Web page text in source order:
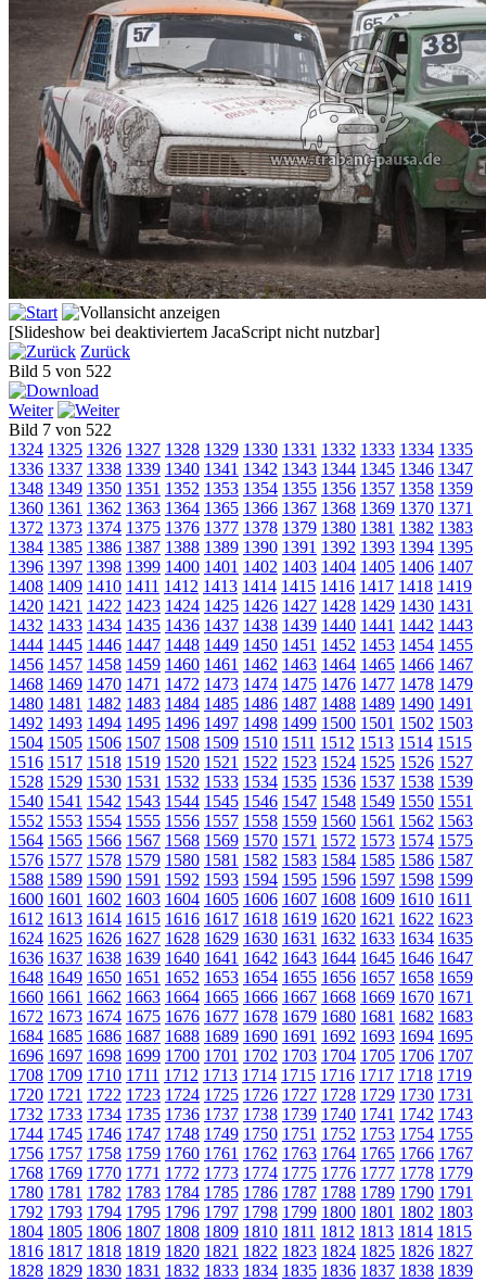
[Slideshow bei deaktiviertem JacaScript nicht nutzbar]
Zurück
Bild 5 von 522
Weiter
Bild 7 von 522
1324 1325 1326 1327 1328 1329 1330 1331 1332 1333 1334 1335
1336 1337 1338 1339 1340 1341 1342 1343 1344 1345 1346 1347
1348 1349 1350 1351 1352 1353 1354 1355 1356 1357 1358 1359
1360 1361 1362 1363 1364 1365 1366 1367 1368 1369 1370 1371
1372 1373 1374 1375 1376 1377 1378 1379 1380 1381 1382 1383
1384 1385 1386 1387 1388 1389 1390 1391 1392 1393 1394 1395
1396 1397 1398 1399 1400 1401 1402 1403 1404 1405 1406 1407
1408 1409 1410 1411 1412 1413 1414 1415 1416 1417 1418 1419
1420 1421 1422 1423 1424 1425 1426 1427 1428 1429 1430 1431
1432 1433 1434 1435 1436 1437 1438 1439 1440 1441 1442 1443
1444 1445 1446 1447 1448 1449 1450 1451 1452 1453 1454 1455
1456 1457 1458 1459 1460 1461 1462 1463 1464 1465 1466 1467
1468 1469 1470 1471 1472 1473 1474 1475 1476 1477 1478 1479
1480 1481 1482 1483 1484 1485 1486 1487 1488 1489 1490 1491
1492 1493 1494 1495 1496 1497 1498 1499 1500 1501 1502 1503
1504 1505 1506 1507 1508 1509 1510 1511 1512 1513 1514 1515
1516 1517 1518 1519 1520 1521 1522 1523 1524 1525 1526 1527
1528 1529 1530 1531 1532 1533 1534 1535 1536 1537 1538 1539
1540 1541 1542 1543 1544 1545 1546 1547 1548 1549 1550 1551
1552 1553 1554 1555 1556 1557 1558 1559 1560 1561 1562 1563
1564 1565 1566 1567 1568 1569 1570 1571 1572 1573 1574 1575
1576 1577 1578 1579 1580 1581 1582 1583 1584 1585 1586 1587
1588 1589 1590 1591 1592 1593 1594 1595 1596 1597 1598 1599
1600 1601 1602 1603 1604 1605 1606 1607 1608 1609 1610 1611
1612 1613 1614 1615 1616 1617 1618 1619 1620 1621 1622 1623
1624 1625 1626 1627 1628 1629 1630 1631 1632 1633 1634 1635
1636 1637 1638 1639 1640 1641 1642 1643 1644 1645 1646 1647
1648 1649 1650 1651 1652 1653 1654 1655 1656 1657 1658 1659
1660 1661 1662 1663 1664 1665 1666 1667 1668 1669 1670 1671
1672 1673 1674 1675 1676 1677 1678 1679 1680 1681 1682 1683
1684 1685 1686 1687 1688 1689 1690 1691 1692 1693 1694 1695
1696 1697 1698 1699 1700 1701 1702 1703 1704 1705 1706 1707
1708 1709 1710 1711 1712 1713 1714 1715 1716 1717 1718 1719
1720 1721 1722 1723 1724 1725 1726 1727 1728 1729 1730 1731
1732 1733 1734 1735 1736 1737 1738 1739 1740 1741 1742 1743
1744 1745 1746 1747 1748 1749 1750 1751 1752 1753 1754 1755
1756 1757 1758 1759 1760 1761 1762 1763 1764 1765 1766 1767
1768 1769 1770 1771 1772 1773 1774 1775 1776 1777 1778 1779
1780 1781 1782 1783 1784 1785 1786 1787 1788 1789 1790 1791
1792 1793 1794 1795 1796 1797 1798 1799 1800 1801 1802 1803
1804 1805 1806 1807 1808 1809 1810 1811 1812 1813 1814 1815
1816 1817 1818 1819 1820 1821 1822 1823 1824 1825 1826 1827
1828 1829 1830 1831 1832 1833 1834 1835 1836 1837 1838 1839